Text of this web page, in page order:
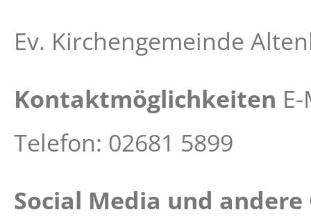
Ev. Kirchengemeinde
Kontaktmöglichkeiten
Telefon: 02681 5899
Social Media und